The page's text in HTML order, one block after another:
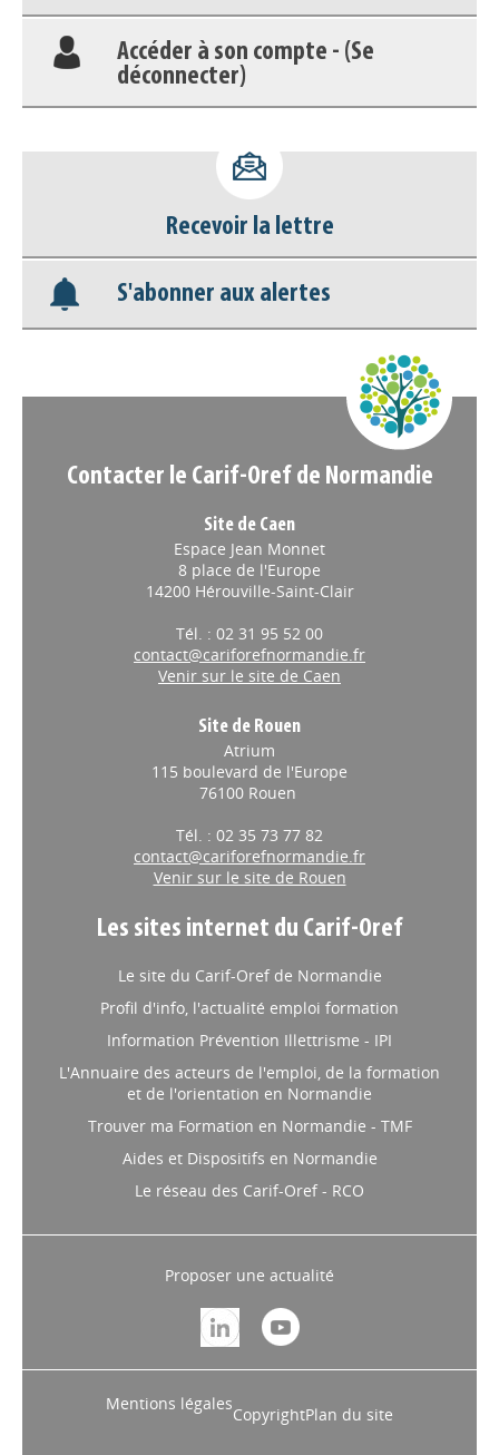
Accéder à son compte - (Se
déconnecter)
Nos veilles Scoop.it
Appels à projets
Recevoir la lettre
S'abonner aux alertes
Contacter le Carif-Oref de Normandie
Site de Caen
Espace Jean Monnet
8 place de l'Europe
14200 Hérouville-Saint-Clair
Tél. : 02 31 95 52 00
contact@cariforefnormandie.fr
Venir sur le site de Caen
Site de Rouen
Atrium
115 boulevard de l'Europe
76100 Rouen
Tél. : 02 35 73 77 82
contact@cariforefnormandie.fr
Venir sur le site de Rouen
Les sites internet du Carif-Oref
Le site du Carif-Oref de Normandie
Profil d'info, l'actualité emploi formation
Information Prévention Illettrisme - IPI
L'Annuaire des acteurs de l'emploi, de la formation
et de l'orientation en Normandie
Trouver ma Formation en Normandie - TMF
Aides et Dispositifs en Normandie
Le réseau des Carif-Oref - RCO
Proposer une actualité
Mentions légales
CopyrightPlan du site